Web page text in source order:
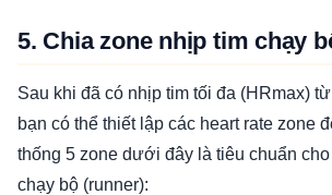
5. Chia zone nhịp tim chạy
Sau khi đã có nhịp tim tối đa (HRmax)
bạn có thể thiết lập các heart rate zone
thống 5 zone dưới đây là tiêu chuẩn
chạy bộ (runner):